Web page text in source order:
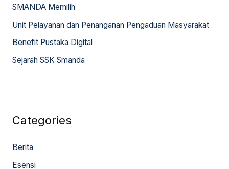
o
r
:
SMANDA Memilih
Unit Pelayanan dan Penanganan Pengaduan Masyarakat
Benefit Pustaka Digital
Sejarah SSK Smanda
Categories
Berita
Esensi